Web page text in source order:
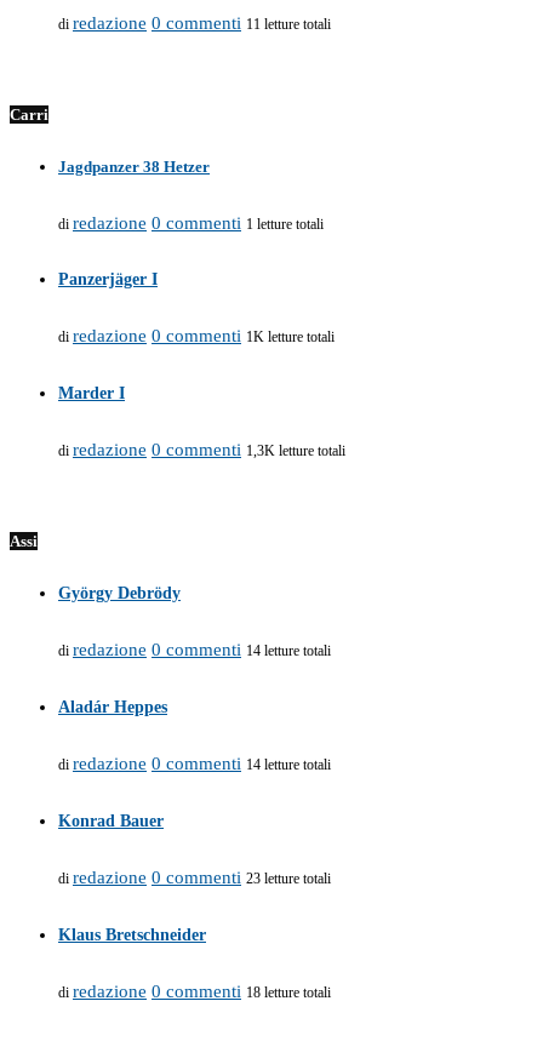
di redazione 0 commenti 11 letture totali
Carri
Jagdpanzer 38 Hetzer
di redazione 0 commenti 1 letture totali
Panzerjäger I
di redazione 0 commenti 1K letture totali
Marder I
di redazione 0 commenti 1,3K letture totali
Assi
György Debrödy
di redazione 0 commenti 14 letture totali
Aladár Heppes
di redazione 0 commenti 14 letture totali
Konrad Bauer
di redazione 0 commenti 23 letture totali
Klaus Bretschneider
di redazione 0 commenti 18 letture totali